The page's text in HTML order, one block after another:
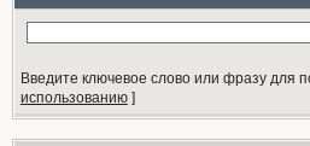
Введите ключевое слово или фразу для
использованию]